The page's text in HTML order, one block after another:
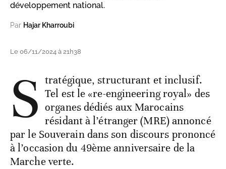
développement national.
Par Hajar Kharroubi
Le 06/11/2024 à 21h38
S tratégique, structurant et inclusif.
Tel est le «re-engineering royal» des
organes dédiés aux Marocains
résidant à l’étranger (MRE) annoncé
par le Souverain dans son discours prononcé
à l’occasion du 49ème anniversaire de la
Marche verte.